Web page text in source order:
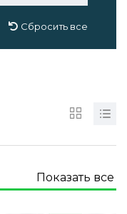
Сбросить все
Показать все